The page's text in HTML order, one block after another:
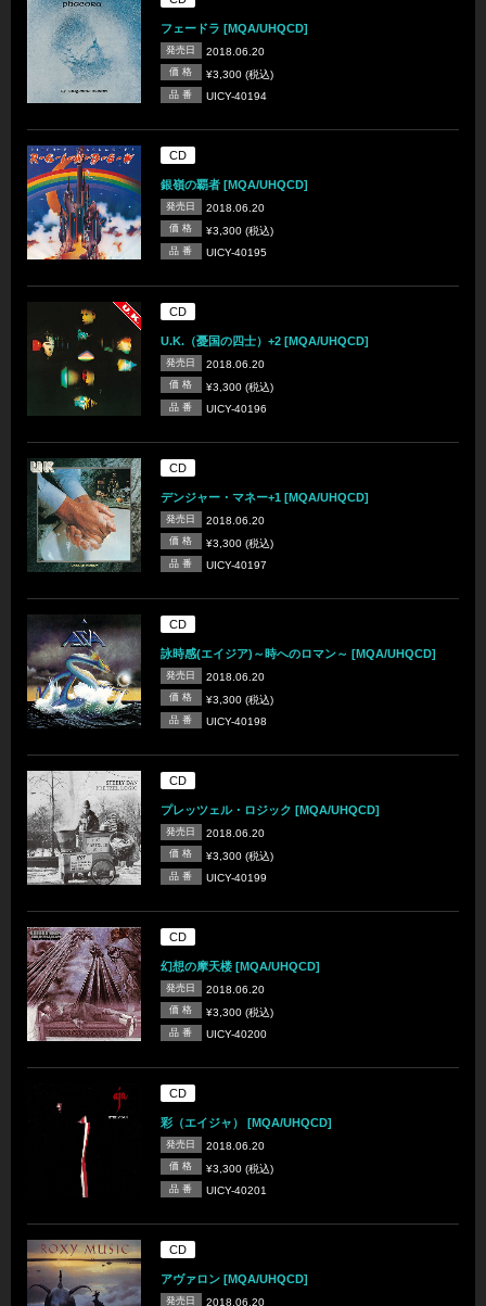
フェードラ [MQA/UHQCD]
発売日 2018.06.20
価 格 ¥3,300 (税込)
品 番 UICY-40194
CD
銀嶺の覇者 [MQA/UHQCD]
発売日 2018.06.20
価 格 ¥3,300 (税込)
品 番 UICY-40195
CD
U.K.（憂国の四士）+2 [MQA/UHQCD]
発売日 2018.06.20
価 格 ¥3,300 (税込)
品 番 UICY-40196
CD
デンジャー・マネー+1 [MQA/UHQCD]
発売日 2018.06.20
価 格 ¥3,300 (税込)
品 番 UICY-40197
CD
詠時感(エイジア)～時へのロマン～ [MQA/UHQCD]
発売日 2018.06.20
価 格 ¥3,300 (税込)
品 番 UICY-40198
CD
プレッツェル・ロジック [MQA/UHQCD]
発売日 2018.06.20
価 格 ¥3,300 (税込)
品 番 UICY-40199
CD
幻想の摩天楼 [MQA/UHQCD]
発売日 2018.06.20
価 格 ¥3,300 (税込)
品 番 UICY-40200
CD
彩（エイジャ） [MQA/UHQCD]
発売日 2018.06.20
価 格 ¥3,300 (税込)
品 番 UICY-40201
CD
アヴァロン [MQA/UHQCD]
発売日 2018.06.20